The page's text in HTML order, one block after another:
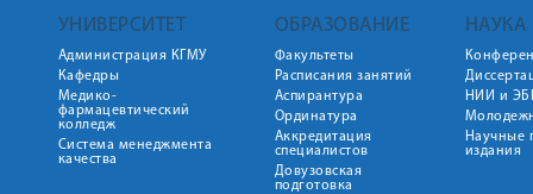
УНИВЕРСИТЕТ
Администрация КГМУ
Кафедры
Медико-
фармацевтический
колледж
Система менеджмента
качества
ОБРАЗОВАНИЕ
Факультеты
Расписания занятий
Аспирантура
Ординатура
Аккредитация
специалистов
Довузовская
подготовка
НАУКА
НИИ и
Научные
издания